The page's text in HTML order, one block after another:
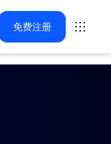
免费注册